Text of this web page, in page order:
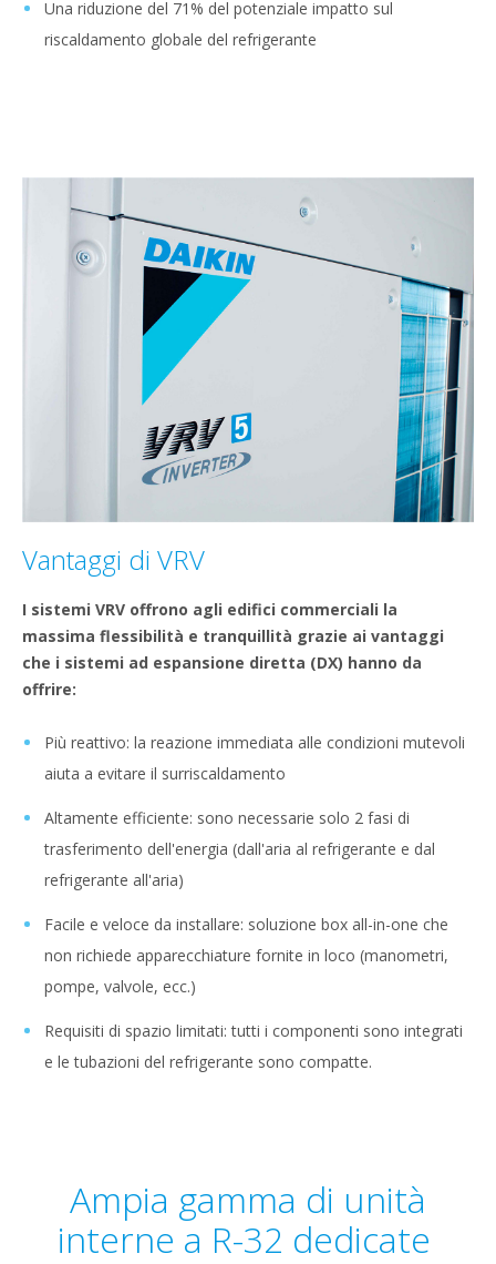
Una riduzione del 71% del potenziale impatto sul
riscaldamento globale del refrigerante
Vantaggi di VRV
I sistemi VRV offrono agli edifici commerciali la
massima flessibilità e tranquillità grazie ai vantaggi
che i sistemi ad espansione diretta (DX) hanno da
offrire:
Più reattivo: la reazione immediata alle condizioni mutevoli
aiuta a evitare il surriscaldamento
Altamente efficiente: sono necessarie solo 2 fasi di
trasferimento dell'energia (dall'aria al refrigerante e dal
refrigerante all'aria)
Facile e veloce da installare: soluzione box all-in-one che
non richiede apparecchiature fornite in loco (manometri,
pompe, valvole, ecc.)
Requisiti di spazio limitati: tutti i componenti sono integrati
e le tubazioni del refrigerante sono compatte.
Ampia gamma di unità
interne a R-32 dedicate ​